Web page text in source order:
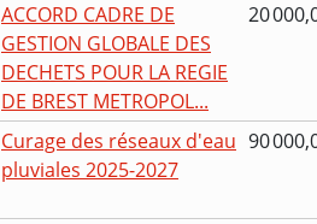
ACCORD CADRE DE
GESTION GLOBALE DES
DECHETS POUR LA REGIE
DE BREST METROPOL...
20
Curage des réseaux d'eau
pluviales 2025-2027
90